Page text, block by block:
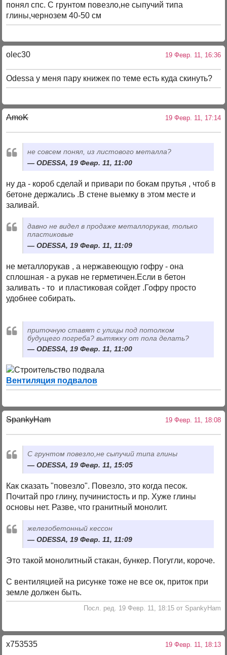
понял спс. C грунтом повезло,не сыпучий типа
глины,чернозем 40-50 см
olec30 19 Февр. 11, 16:36
Odessa у меня пару книжек по теме есть куда скинуть?
AmoK 19 Февр. 11, 17:14
не совсем понял, из листового металла?
ODESSA, 19 Февр. 11, 11:00
ну да - короб сделай и привари по бокам прутья , чтоб в
бетоне держались .В стене выемку в этом месте и
заливай.
давно не видел в продаже металлорукав, только
пластиковые
ODESSA, 19 Февр. 11, 11:09
не металлорукав , а нержавеющую гофру - она
сплошная - а рукав не герметичен.Если в бетон
заливать - то и пластиковая сойдет .Гофру просто
удобнее собирать.
приточную ставят с улицы под потолком
будущего погреба? вытяжку от пола делать?
ODESSA, 19 Февр. 11, 11:00
Вентиляция подвалов
SpankyHam 19 Февр. 11, 18:08
C грунтом повезло,не сыпучий типа глины
ODESSA, 19 Февр. 11, 15:05
Как сказать "повезло". Повезло, это когда песок.
Почитай про глину, пучинистость и пр. Хуже глины
основы нет. Разве, что гранитный монолит.
железобетонный кессон
ODESSA, 19 Февр. 11, 11:09
Это такой монолитный стакан, бункер. Погугли, короче.
С вентиляцией на рисунке тоже не все ок, приток при
земле должен быть.
Посл. ред. 19 Февр. 11, 18:15 от SpankyHam
x753535 19 Февр. 11, 18:13